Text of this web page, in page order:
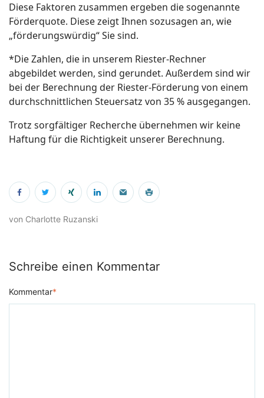
Diese Faktoren zusammen ergeben die sogenannte
Förderquote. Diese zeigt Ihnen sozusagen an, wie
„förderungswürdig“ Sie sind.
*Die Zahlen, die in unserem Riester-Rechner
abgebildet werden, sind gerundet. Außerdem sind wir
bei der Berechnung der Riester-Förderung von einem
durchschnittlichen Steuersatz von 35 % ausgegangen.
Trotz sorgfältiger Recherche übernehmen wir keine
Haftung für die Richtigkeit unserer Berechnung.
von Charlotte Ruzanski
Schreibe einen Kommentar
Kommentar*